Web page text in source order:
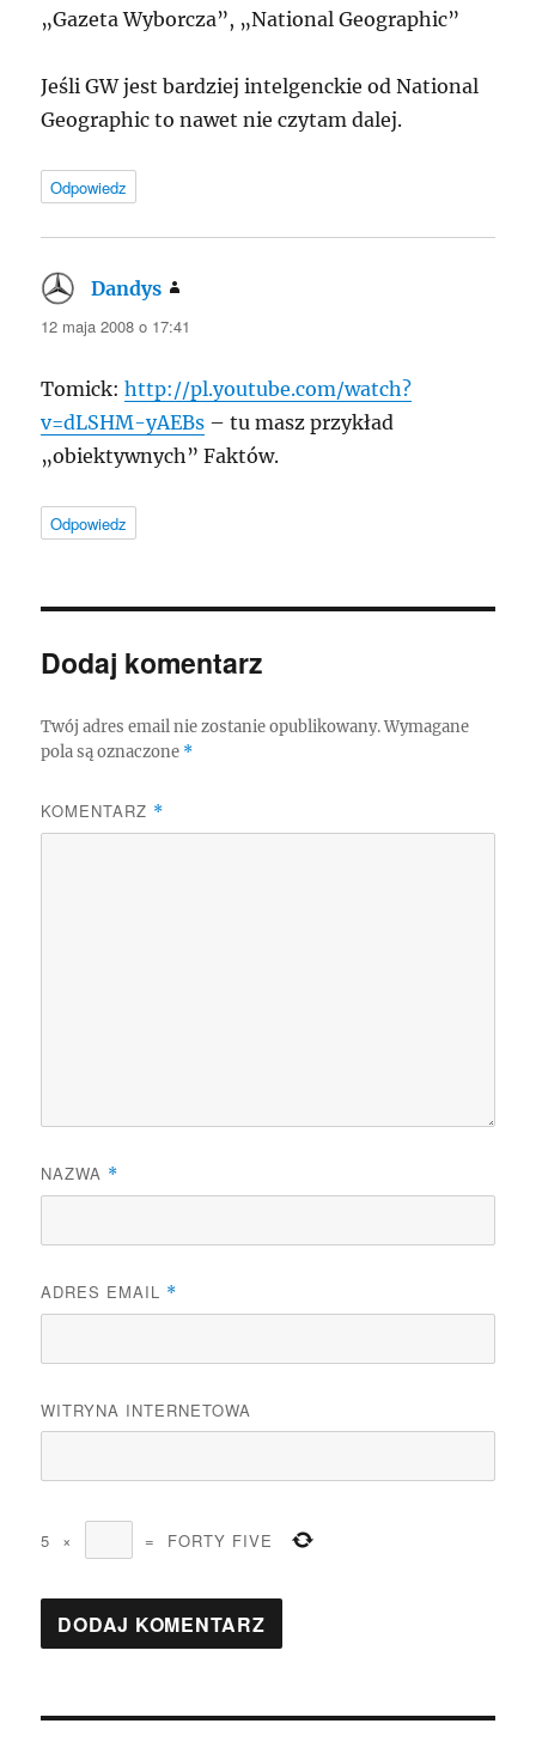
„Gazeta Wyborcza”, „National Geographic”
Jeśli GW jest bardziej intelgenckie od National
Geographic to nawet nie czytam dalej.
Odpowiedz
Dandys
12 maja 2008 o 17:41
Tomick:http://pl.youtube.com/watch?
v=dLSHM-yAEBs – tu masz przykład
„obiektywnych” Faktów.
Odpowiedz
Dodaj komentarz
Twój adres email nie zostanie opublikowany. Wymagane
pola są oznaczone *
KOMENTARZ *
NAZWA *
ADRES EMAIL *
WITRYNA INTERNETOWA
5 × = FORTY FIVE